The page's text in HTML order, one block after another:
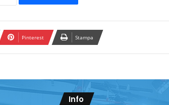
Pinterest Stampa
Info